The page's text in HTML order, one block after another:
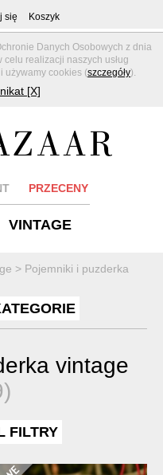
Danych Osobowych z dnia
realizacji naszych usług
używamy cookies (szczegóły).
[X]
się Koszyk
PRZECENY
VINTAGE
> Pojemniki i puzderka
vintage
FILTRY